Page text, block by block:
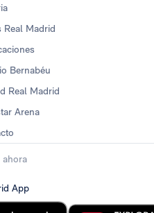
Real Madrid
Bernabéu
Real Madrid
Arena
ahora
App